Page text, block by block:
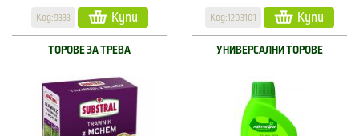
Код:9333 Купи Код:1203101 Купи
ТОРОВЕ ЗА ТРЕВА УНИВЕРСАЛНИ ТОРОВЕ